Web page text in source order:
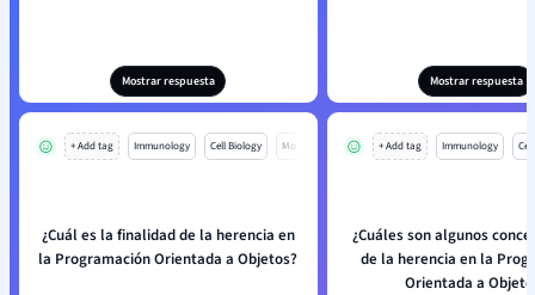
Mostrar respuesta Mostrar respuesta
+ Add tag Immunology Cell Biology Mo
¿Cuál es la finalidad de la herencia en
la Programación Orientada a Objetos?
+ Add tag Immunology
¿Cuáles son algunos
de la herencia en la
Orientada a